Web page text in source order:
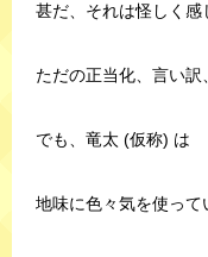
甚だ、それは怪しく感
ただの正当化、言い訳
でも、竜太 (仮称) は
地味に色々気を使っ